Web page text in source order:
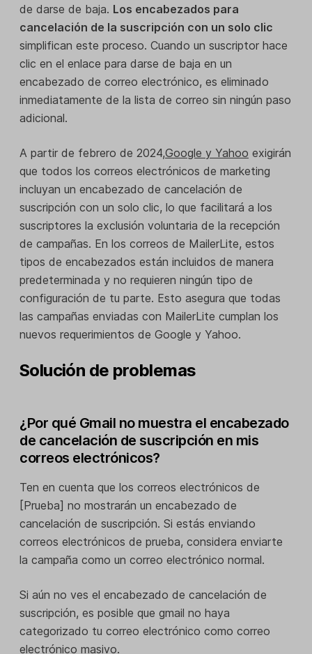
de darse de baja. Los encabezados para
cancelación de la suscripción con un solo clic
simplifican este proceso. Cuando un suscriptor hace
clic en el enlace para darse de baja en un
encabezado de correo electrónico, es eliminado
inmediatamente de la lista de correo sin ningún paso
adicional.
A partir de febrero de 2024,Google y Yahoo exigirán
que todos los correos electrónicos de marketing
incluyan un encabezado de cancelación de
suscripción con un solo clic, lo que facilitará a los
suscriptores la exclusión voluntaria de la recepción
de campañas. En los correos de MailerLite, estos
tipos de encabezados están incluidos de manera
predeterminada y no requieren ningún tipo de
configuración de tu parte. Esto asegura que todas
las campañas enviadas con MailerLite cumplan los
nuevos requerimientos de Google y Yahoo.
Solución de problemas
¿Por qué Gmail no muestra el encabezado
de cancelación de suscripción en mis
correos electrónicos?
Ten en cuenta que los correos electrónicos de
[Prueba] no mostrarán un encabezado de
cancelación de suscripción. Si estás enviando
correos electrónicos de prueba, considera enviarte
la campaña como un correo electrónico normal.
Si aún no ves el encabezado de cancelación de
suscripción, es posible que gmail no haya
categorizado tu correo electrónico como correo
electrónico masivo.